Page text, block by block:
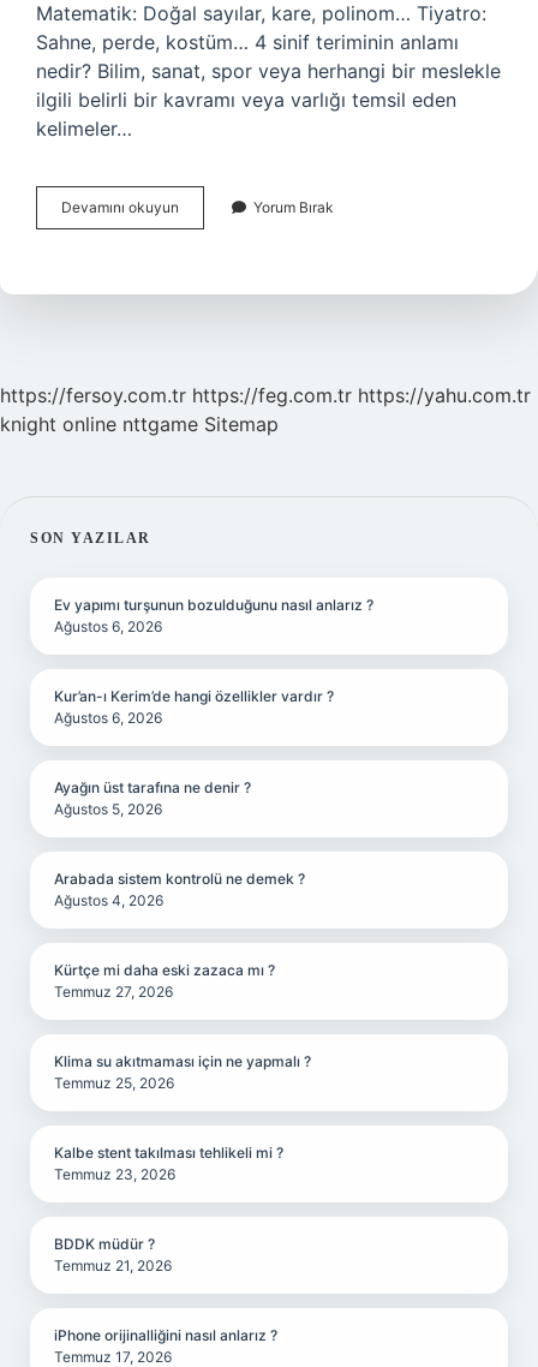
Matematik: Doğal sayılar, kare, polinom… Tiyatro:
Sahne, perde, kostüm… 4 sinif teriminin anlamı
nedir? Bilim, sanat, spor veya herhangi bir meslekle
ilgili belirli bir kavramı veya varlığı temsil eden
kelimeler…
Devamını okuyun Terimlerin
Özellikleri
Yorum Bırak
https://fersoy.com.tr https://feg.com.tr https://yahu.com.tr
knight online nttgame Sitemap
SIDEBAR
SON YAZILAR
Ev yapımı turşunun bozulduğunu nasıl anlarız ?
Ağustos 6, 2026
Kur’an-ı Kerim’de hangi özellikler vardır ?
Ağustos 6, 2026
Ayağın üst tarafına ne denir ?
Ağustos 5, 2026
Arabada sistem kontrolü ne demek ?
Ağustos 4, 2026
Kürtçe mi daha eski zazaca mı ?
Temmuz 27, 2026
Klima su akıtmaması için ne yapmalı ?
Temmuz 25, 2026
Kalbe stent takılması tehlikeli mi ?
Temmuz 23, 2026
BDDK müdür ?
Temmuz 21, 2026
iPhone orijinalliğini nasıl anlarız ?
Temmuz 17, 2026